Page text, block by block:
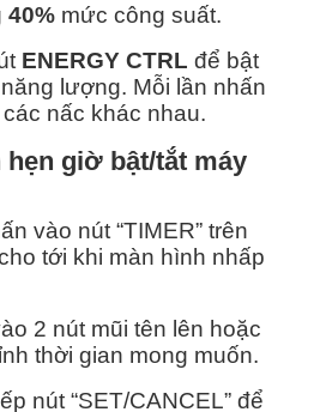
40% mức công suất.
ENERGY CTRL để bật
lượng. Mỗi lần nhấn
nấc khác nhau.
giờ bật/tắt máy
vào nút “TIMER” trên
tới khi màn hình nhấp
2 nút mũi tên lên hoặc
thời gian mong muốn.
nút “SET/CANCEL” để